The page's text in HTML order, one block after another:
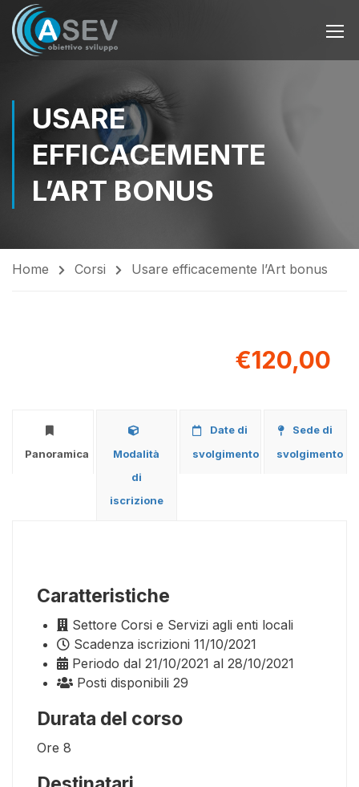
USARE
EFFICACEMENTE
L’ART BONUS
Home Corsi Usare efficacemente l’Art bonus
€120,00
Panoramica
Modalità
di
iscrizione
Date di
svolgimento
Sede di
svolgimento
Caratteristiche
Settore Corsi e Servizi agli enti locali
Scadenza iscrizioni 11/10/2021
Periodo dal 21/10/2021 al 28/10/2021
Posti disponibili 29
Durata del corso
Ore 8